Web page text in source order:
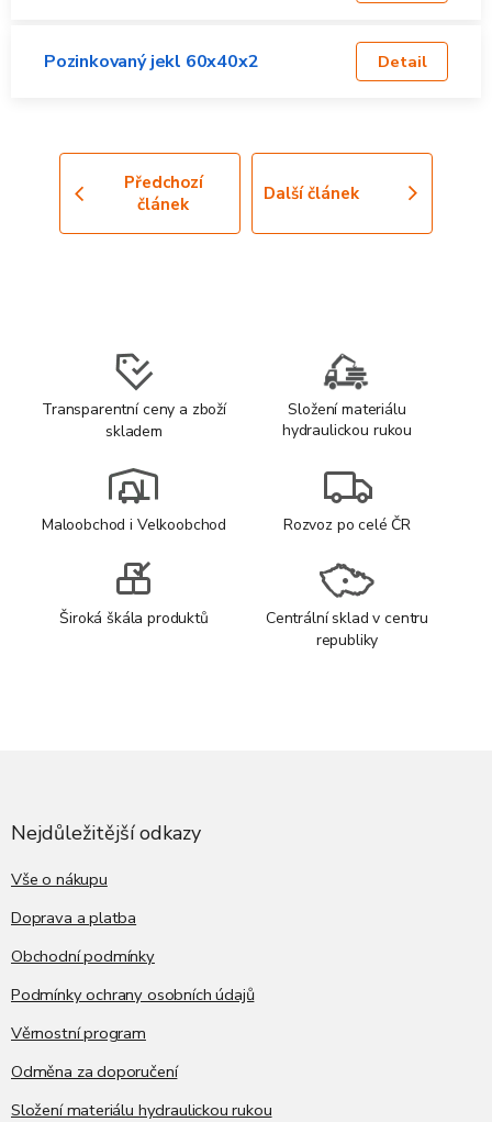
Pozinkovaný jekl 60x40x2 Detail
Předchozí
článek
Další článek
Transparentní ceny a zboží
skladem
Složení materiálu
hydraulickou rukou
Maloobchod i Velkoobchod Rozvoz po celé ČR
Široká škála produktů
Centrální sklad v centru
republiky
Nejdůležitější odkazy
Vše o nákupu
Doprava a platba
Obchodní podmínky
Podmínky ochrany osobních údajů
Věrnostní program
Odměna za doporučení
Složení materiálu hydraulickou rukou